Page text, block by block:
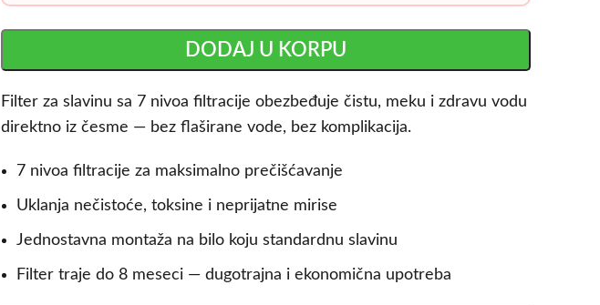
DODAJ U KORPU
Filter za slavinu sa 7 nivoa filtracije obezbeđuje čistu, meku i zdravu vodu
direktno iz česme — bez flaširane vode, bez komplikacija.
7 nivoa filtracije za maksimalno prečišćavanje
Uklanja nečistoće, toksine i neprijatne mirise
Jednostavna montaža na bilo koju standardnu slavinu
Filter traje do 8 meseci — dugotrajna i ekonomična upotreba